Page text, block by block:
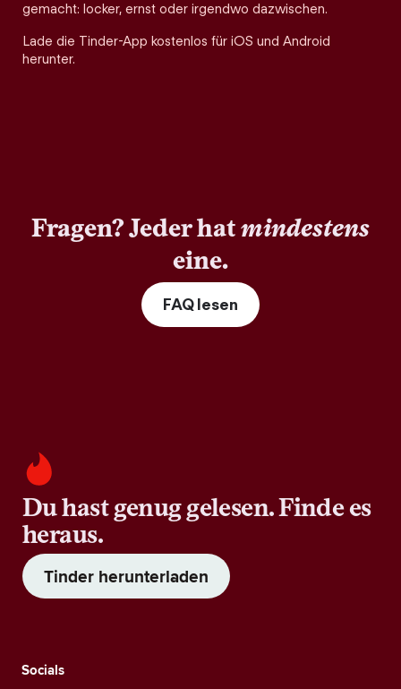
gemacht: locker, ernst oder irgendwo dazwischen.
Lade die Tinder-App kostenlos für iOS und Android
herunter.
Fragen? Jeder hatmindestens
eine.
FAQ lesen
Du hast genug gelesen. Finde es
heraus.
Tinder herunterladen
Socials